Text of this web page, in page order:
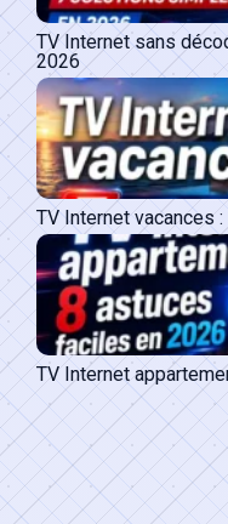
TV Internet sans
2026
TV Internet vacances
TV Internet